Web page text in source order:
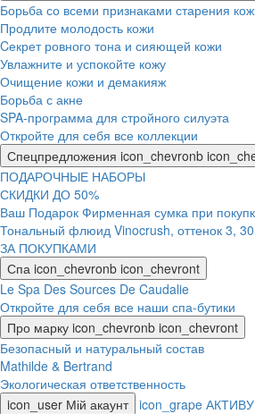
Борьба со всеми признаками старения
Продлите молодость кожи
Cекрет ровного тона и сияющей кожи
Увлажните и успокойте кожу
Очищение кожи и демакияж
Борьба с акне
SPA-программа для стройного силуэта
Откройте для себя все коллекции
Спецпредложения icon_chevronb
ПОДАРОЧНЫЕ НАБОРЫ
СКИДКИ ДО 50%
Ваш Подарок Фирменная сумка при
Тональный флюид Vinocrush, оттенок 3,
ЗА ПОКУПКАМИ
Спа icon_chevronb icon_chevront
Le Spa Des Sources De Caudalie
Откройте для себя все наши спа-бутики
Про марку icon_chevronb icon_chevront
Безопасный и натуральный состав
Mathilde & Bertrand
Экологическая ответственность
icon_user Мій акаунт icon_grape